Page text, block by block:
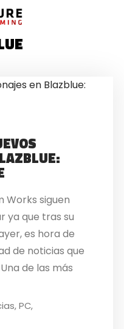
Works siguen
ya que tras su
es hora de
de noticias que
de las más
la del primer
IF,...
,PC,